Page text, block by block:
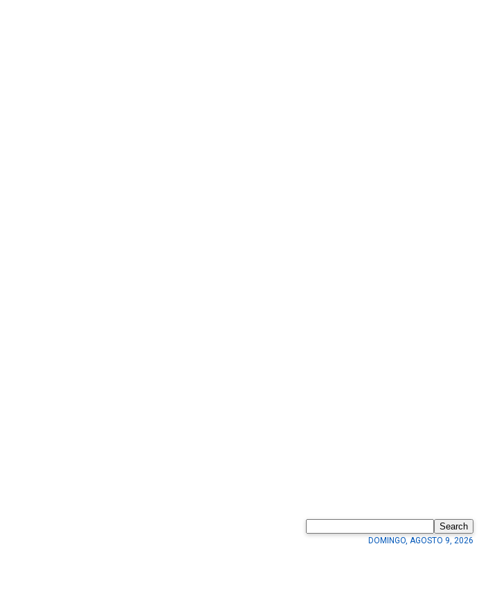
Search
DOMINGO, AGOSTO 9, 2026